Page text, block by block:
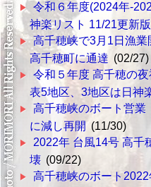
令和６年度(2024年-
神楽リスト 11/21更新
高千穂峡で3月1日漁
高千穂町に通達 (02/27)
令和５年度 高千穂の
表5地区、3地区は日神
高千穂峡のボート営
に減し再開(11/30)
2022年 台風14号 高千
壊 (09/22)
高千穂峡のボート